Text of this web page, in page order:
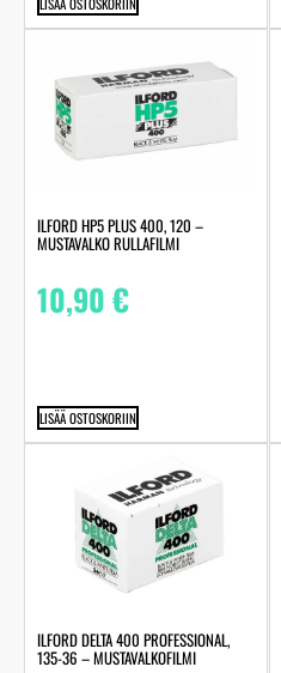
ILFORD HP5 PLUS 400, 120 –
MUSTAVALKO RULLAFILMI
10,90€
LISÄÄ OSTOSKORIIN
ILFORD DELTA 400 PROFESSIONAL,
135-36 – MUSTAVALKOFILMI